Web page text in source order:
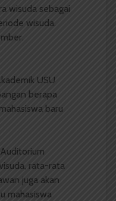
wisuda sebagai
wisuda.
USU
berapa
baru
rata-rata
juga akan
mahasiswa